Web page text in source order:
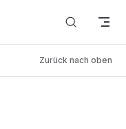
Zurück nach oben